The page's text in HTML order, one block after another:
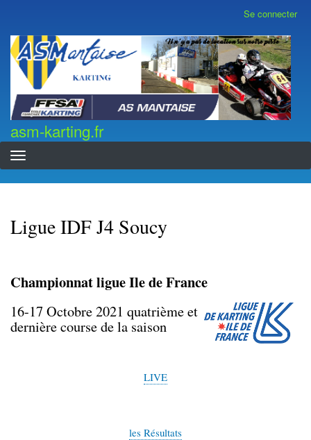
contenu
principal
compte
de
l'utilisateur
Se connecter
asm-karting.fr
asm-karting.fr
Ligue IDF J4 Soucy
Championnat ligue Ile de France
16-17 Octobre 2021 quatrième et
dernière course de la saison
LIVE
les Résultats